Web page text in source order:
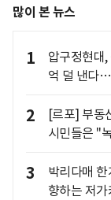
많이 본 뉴스
1
압구정현대
억 덜 낸다
2
[르포] 부동
시민들은 "
3
박리다매
향하는 저가